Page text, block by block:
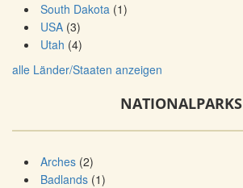
South Dakota (1)
USA (3)
Utah (4)
alle Länder/Staaten anzeigen
NATIONALPARKS
Arches (2)
Badlands (1)